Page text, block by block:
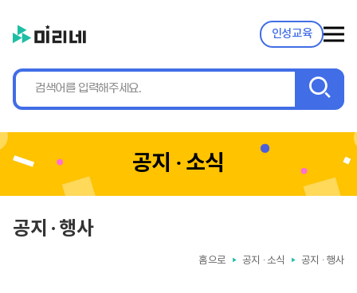
인성교육
공지 ∙ 소식
공지 ∙ 행사
홈으로 ▶ 공지 ∙ 소식 ▶ 공지 ∙ 행사